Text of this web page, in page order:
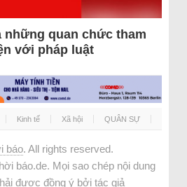
những quan chức tham
với pháp luật
Kinh tế Xã hội QUÂN SỰ
báo. All rights reserved.
báo.de. Mọi sao chép nội dung
được đồng ý bởi tác giả